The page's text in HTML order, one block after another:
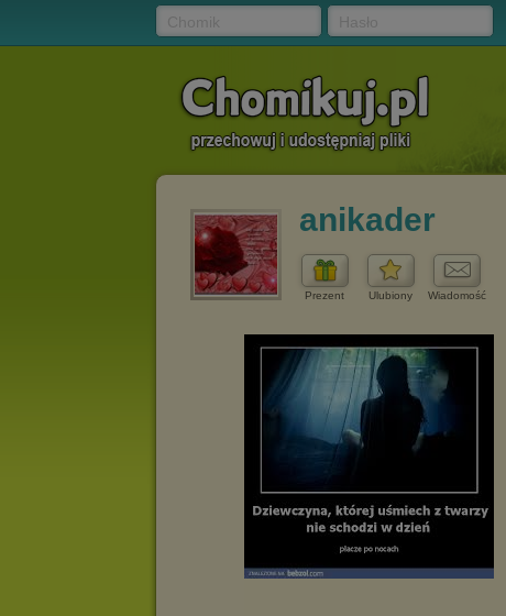
anikader
Prezent Ulubiony Wiadomość